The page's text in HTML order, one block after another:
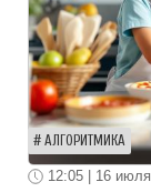
АЛГОРИТМИКА
12:05 | 16 июля